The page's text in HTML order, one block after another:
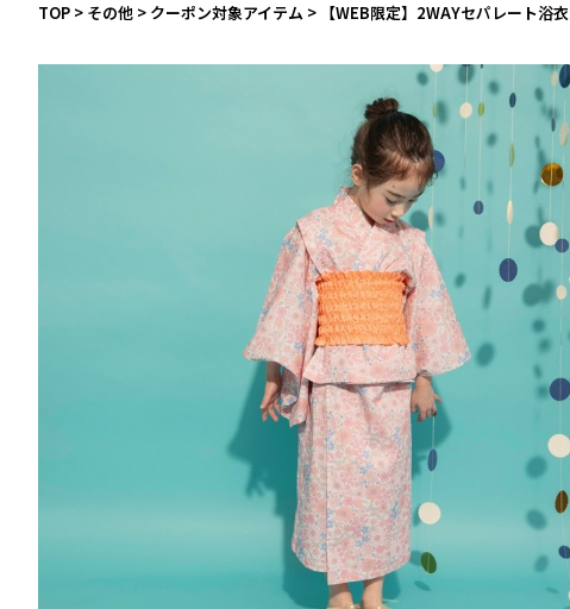
TOP > その他 > クーポン対象アイテム > 【WEB限定】2WAYセパレート浴衣